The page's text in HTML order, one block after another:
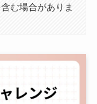
む場合がありま